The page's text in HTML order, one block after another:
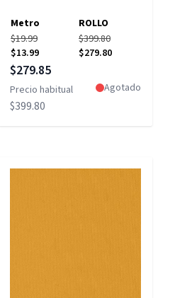
Metro
ROLLO
$19.99
$13.99
$399.80
$279.80
Precio especial
$279.85
Precio habitual
$399.80
Agotado